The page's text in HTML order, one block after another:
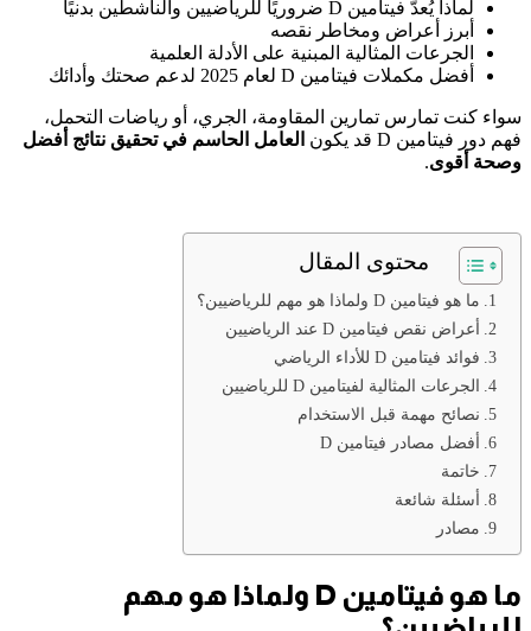
لماذا يُعدّ فيتامين D ضروريًا للرياضيين والناشطين بدنيًا
أبرز أعراض ومخاطر نقصه
الجرعات المثالية المبنية على الأدلة العلمية
أفضل مكملات فيتامين D لعام 2025 لدعم صحتك وأدائك
سواء كنت تمارس تمارين المقاومة، الجري، أو رياضات التحمل،
فهم دور فيتامين D قد يكون
العامل الحاسم في تحقيق نتائج أفضل
وصحة أقوى.
محتوى المقال
ما هو فيتامين D ولماذا هو مهم للرياضيين؟
أعراض نقص فيتامين D عند الرياضيين
فوائد فيتامين D للأداء الرياضي
الجرعات المثالية لفيتامين D للرياضيين
نصائح مهمة قبل الاستخدام
أفضل مصادر فيتامين D
خاتمة
أسئلة شائعة
مصادر
ما هو فيتامين D ولماذا هو مهم